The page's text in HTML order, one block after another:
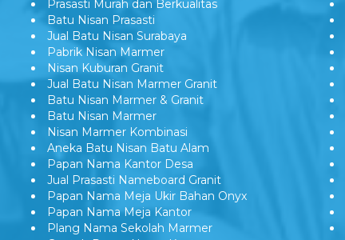
Prasasti Murah dan Berkualitas
Batu Nisan Prasasti
Jual Batu Nisan Surabaya
Pabrik Nisan Marmer
Nisan Kuburan Granit
Jual Batu Nisan Marmer Granit
Batu Nisan Marmer & Granit
Batu Nisan Marmer
Nisan Marmer Kombinasi
Aneka Batu Nisan Batu Alam
Papan Nama Kantor Desa
Jual Prasasti Nameboard Granit
Papan Nama Meja Ukir Bahan Onyx
Papan Nama Meja Kantor
Plang Nama Sekolah Marmer